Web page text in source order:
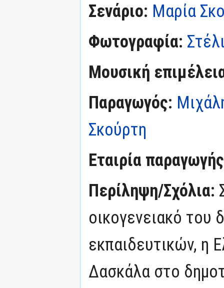
Σενάριο: Μαρία
Φωτογραφία:
Μουσική
Παραγωγός:
Σκούρτη
Εταιρία
Περίληψη/Σχόλια:
οικογενειακό του
εκπαιδευτικών, η
Δασκάλα στο